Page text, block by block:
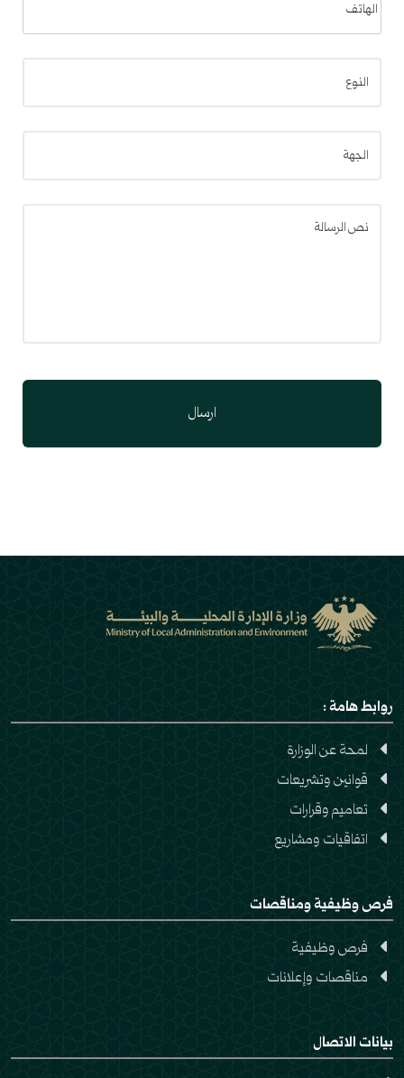
ارسال
روابط هامة :
لمحة عن الوزارة
قوانين وتشريعات
تعاميم وقرارات
اتفاقيات ومشاريع
فرص وظيفية ومناقصات
فرص وظيفية
مناقصات وإعلانات
بيانات الاتصال